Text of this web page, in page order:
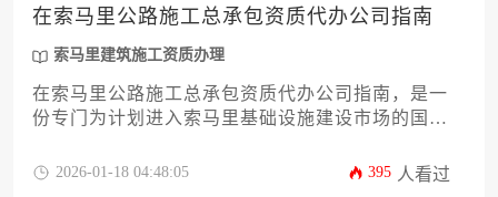
在索马里公路施工总承包资质代办公司指南
索马里建筑施工资质办理
在索马里公路施工总承包资质代办公司指南，是一
份专门为计划进入索马里基础设施建设市场的国际
商协助企业高效、合规地获取当地公路工程总承包
2026-01-18 04:48:05 395 人看过